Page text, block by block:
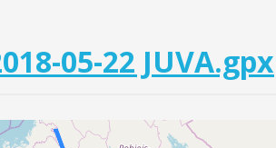
05-22 JUVA.gpx